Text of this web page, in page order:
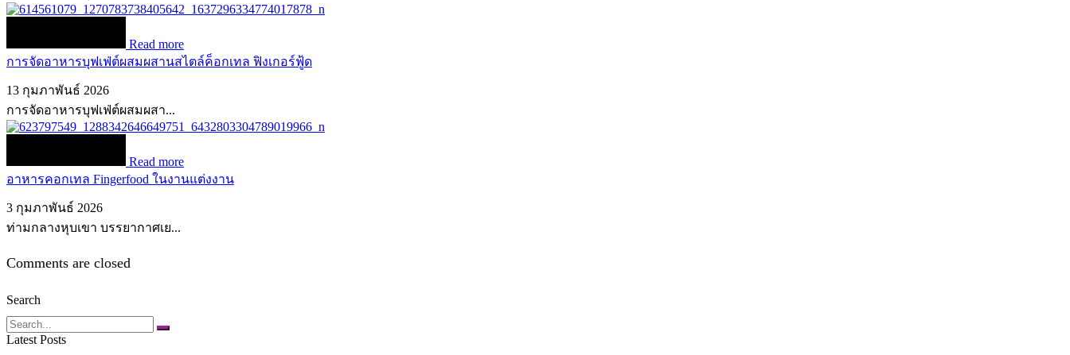
Read more
การจัดอาหารบุฟเฟ่ต์ผสมผสานสไตล์ค็อกเทล ฟิงเกอร์ฟู้ด
13 กุมภาพันธ์ 2026
การจัดอาหารบุฟเฟ่ต์ผสมผสา...
Read more
อาหารคอกเทล Fingerfood ในงานแต่งงาน
3 กุมภาพันธ์ 2026
ท่ามกลางหุบเขา บรรยากาศเย...
Comments are closed
Search
Search
Latest Posts